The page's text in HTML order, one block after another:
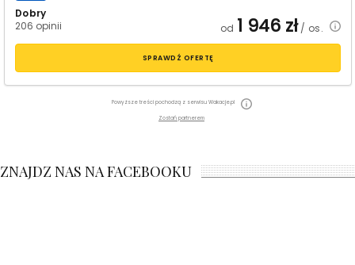
Dobry
206 opinii
od 1 946 zł/ os.
SPRAWDŹ OFERTĘ
Powyższe treści pochodzą z serwisu Wakacje.pl
Zostań partnerem
ZNAJDZ NAS NA FACEBOOKU